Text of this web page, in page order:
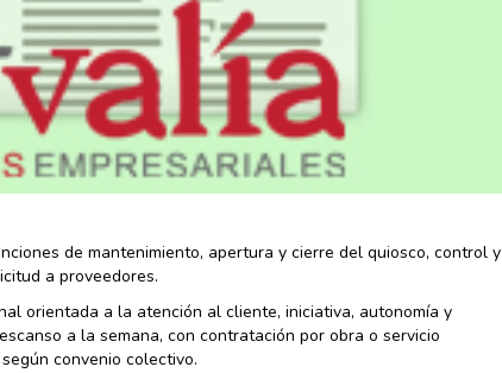
de mantenimiento, apertura y cierre del quiosco, control y
a proveedores.
orientada a la atención al cliente, iniciativa, autonomía y
a la semana, con contratación por obra o servicio
convenio colectivo.